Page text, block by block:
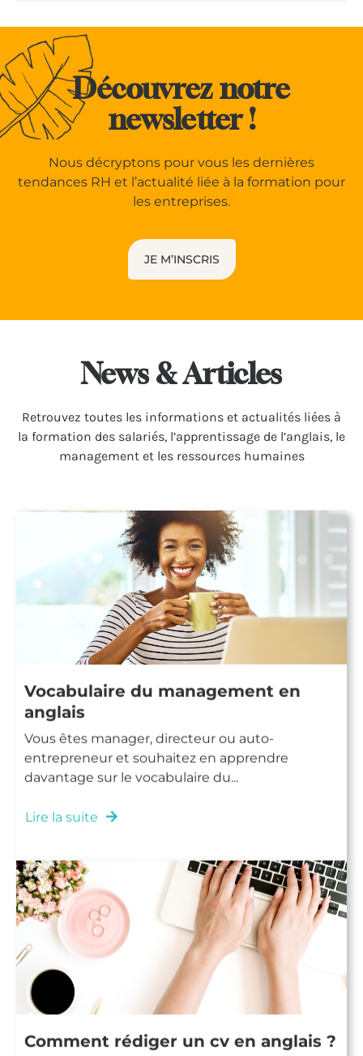
Découvrez notre
newsletter !
Nous décryptons pour vous les dernières
tendances RH et l’actualité liée à la formation pour
les entreprises.
JE M’INSCRIS
News & Articles
Retrou­vez toutes les infor­ma­tions et actua­li­tés liées à
la forma­tion des salariés, l’apprentissage de l’anglais, le
management et les ressources humaines
Vocabulaire du management en
anglais
Vous êtes manager, directeur ou auto-
entrepreneur et souhaitez en apprendre
davantage sur le vocabulaire du...
Lire la suite
Comment rédiger un cv en anglais ?